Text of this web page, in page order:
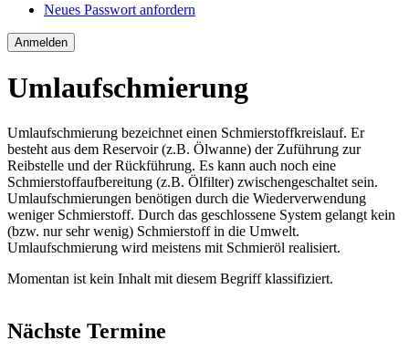
Neues Passwort anfordern
Umlaufschmierung
Umlaufschmierung bezeichnet einen Schmierstoffkreislauf. Er
besteht aus dem Reservoir (z.B. Ölwanne) der Zuführung zur
Reibstelle und der Rückführung. Es kann auch noch eine
Schmierstoffaufbereitung (z.B. Ölfilter) zwischengeschaltet sein.
Umlaufschmierungen benötigen durch die Wiederverwendung
weniger Schmierstoff. Durch das geschlossene System gelangt kein
(bzw. nur sehr wenig) Schmierstoff in die Umwelt.
Umlaufschmierung wird meistens mit Schmieröl realisiert.
Momentan ist kein Inhalt mit diesem Begriff klassifiziert.
Nächste Termine